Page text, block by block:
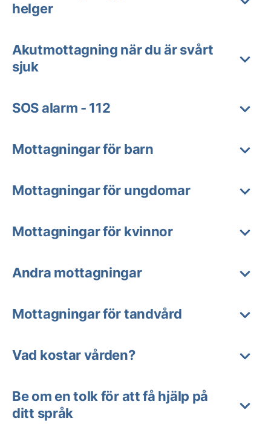
helger
Akutmottagning när du är svårt
sjuk
SOS alarm - 112
Mottagningar för barn
Mottagningar för ungdomar
Mottagningar för kvinnor
Andra mottagningar
Mottagningar för tandvård
Vad kostar vården?
Be om en tolk för att få hjälp på
ditt språk